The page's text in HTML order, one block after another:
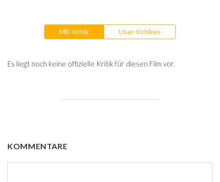
MB-Kritik User-Kritiken
Es liegt noch keine offizielle Kritik für diesen Film vor.
KOMMENTARE